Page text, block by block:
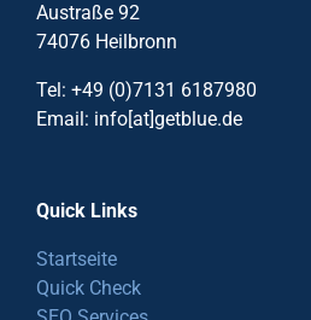
Austraße 92
74076 Heilbronn
Tel: +49 (0)7131 6187980
Email: info[at]getblue.de
Quick Links
Startseite
Quick Check